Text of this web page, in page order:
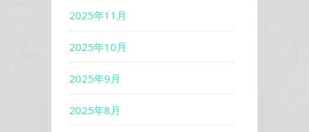
2025年11月
2025年10月
2025年9月
2025年8月